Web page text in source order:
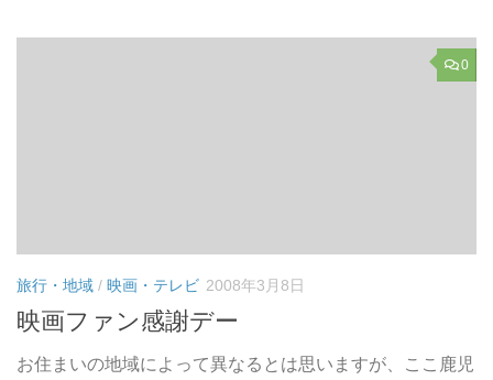
0
旅行・地域 / 映画・テレビ 2008年3月8日
映画ファン感謝デー
お住まいの地域によって異なるとは思いますが、ここ鹿児